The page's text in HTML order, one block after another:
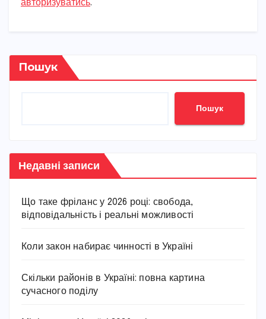
авторизуватись.
Пошук
Пошук
Недавні записи
Що таке фріланс у 2026 році: свобода,
відповідальність і реальні можливості
Коли закон набирає чинності в Україні
Скільки районів в Україні: повна картина
сучасного поділу